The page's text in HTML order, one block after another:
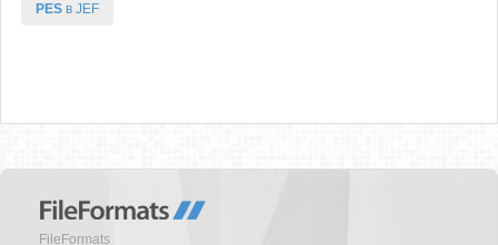
PES в JEF
FileFormats